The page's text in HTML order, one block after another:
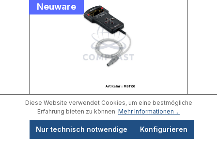
Neuware
Moretto Master K0
Fernbedienung
Diese Website verwendet Cookies, um eine bestmögliche
Erfahrung bieten zu können. Mehr Informationen ...
Nur technisch notwendige Konfigurieren